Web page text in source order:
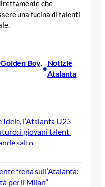
che
una fucina di talenti
Golden Boy
•
Notizie
Atalanta
Idele, l’Atalanta U23
i giovani talenti
salto
frena sull’Atalanta:
per il Milan”